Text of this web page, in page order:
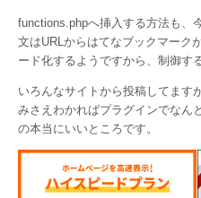
functions.phpへ挿入する方法も、
文はURLからはてなブックマーク
ード化するようですから、制御す
いろんなサイトから投稿してます
みさえわかればプラグインでなん
の本当にいいところです。